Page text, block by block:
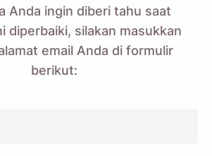
Anda ingin diberi tahu saat
diperbaiki, silakan masukkan
email Anda di formulir
berikut: